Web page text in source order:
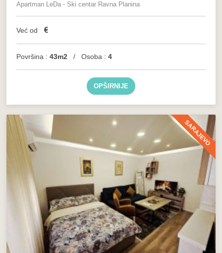
Apartman LeDa - Ski centar Ravna Planina
Već od €
Površina : 43m2 / Osoba :4
OPŠIRNIJE
SARAJEVO